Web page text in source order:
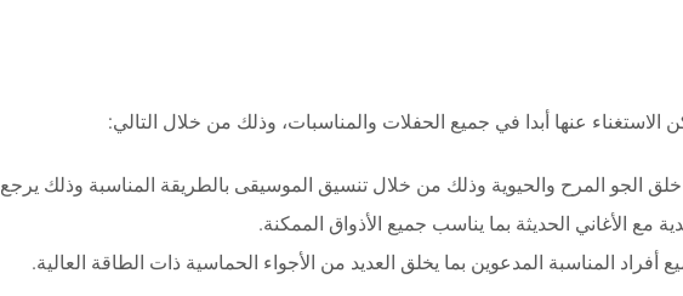
عنها أبدا في جميع الحفلات والمناسبات، وذلك من خلال التالي:
الجو المرح والحيوية وذلك من خلال تنسيق الموسيقى بالطريقة المناسبة وذلك
مع الأغاني الحديثة بما يناسب جميع الأذواق الممكنة.
المناسبة المدعوين بما يخلق العديد من الأجواء الحماسية ذات الطاقة العالية.